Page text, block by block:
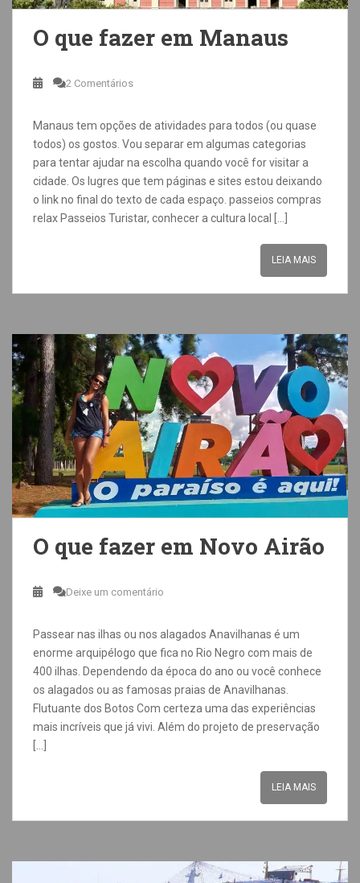
O que fazer em Manaus
2 Comentários
Manaus tem opções de atividades para todos (ou quase
todos) os gostos. Vou separar em algumas categorias
para tentar ajudar na escolha quando você for visitar a
cidade. Os lugres que tem páginas e sites estou deixando
o link no final do texto de cada espaço. passeios compras
relax Passeios Turistar, conhecer a cultura local […]
LEIA MAIS
O que fazer em Novo Airão
Deixe um comentário
Passear nas ilhas ou nos alagados Anavilhanas é um
enorme arquipélogo que fica no Rio Negro com mais de
400 ilhas. Dependendo da época do ano ou você conhece
os alagados ou as famosas praias de Anavilhanas.
Flutuante dos Botos Com certeza uma das experiências
mais incríveis que já vivi. Além do projeto de preservação
LEIA MAIS